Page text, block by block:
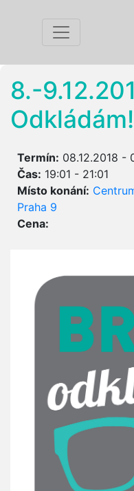
8.-
Odkládám!
Termín: 08.12.2018 -
Čas: 19:01 - 21:01
Místo konání:
Praha 9
Cena: